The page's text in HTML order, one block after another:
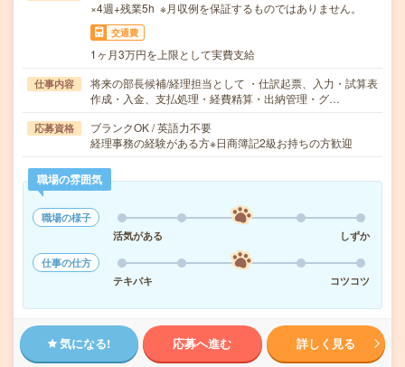
×4週+残業5h ※月収例を保証するものではありません。
交通費
1ヶ月3万円を上限として実費支給
仕事内容
将来の部長候補/経理担当として ・仕訳起票、入力・試算表
作成・入金、支払処理・経費精算・出納管理・グ…
応募資格
ブランクOK / 英語力不要
経理事務の経験がある方※日商簿記2級お持ちの方歓迎
職場の雰囲気
職場の様子
活気がある
しずか
仕事の仕方
テキパキ
コツコツ
気になる! 応募へ進む 詳しく見る